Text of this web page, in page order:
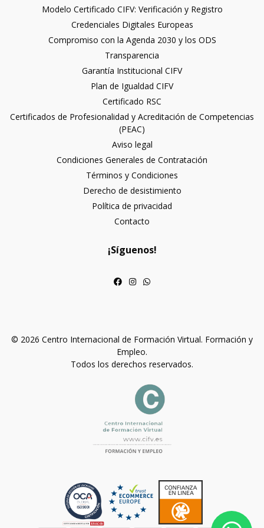
Modelo Certificado CIFV: Verificación y Registro
Credenciales Digitales Europeas
Compromiso con la Agenda 2030 y los ODS
Transparencia
Garantía Institucional CIFV
Plan de Igualdad CIFV
Certificado RSC
Certificados de Profesionalidad y Acreditación de Competencias
(PEAC)
Aviso legal
Condiciones Generales de Contratación
Términos y Condiciones
Derecho de desistimiento
Política de privacidad
Contacto
¡Síguenos!
© 2026 Centro Internacional de Formación Virtual. Formación y
Empleo.
Todos los derechos reservados.